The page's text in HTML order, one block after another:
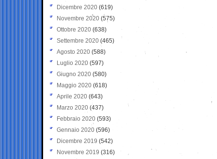
Dicembre 2020 (619)
Novembre 2020 (575)
Ottobre 2020 (638)
Settembre 2020(465)
Agosto 2020 (588)
Luglio 2020 (597)
Giugno 2020 (580)
Maggio 2020 (618)
Aprile 2020 (643)
Marzo 2020 (437)
Febbraio 2020 (593)
Gennaio 2020 (596)
Dicembre 2019 (542)
Novembre 2019 (316)